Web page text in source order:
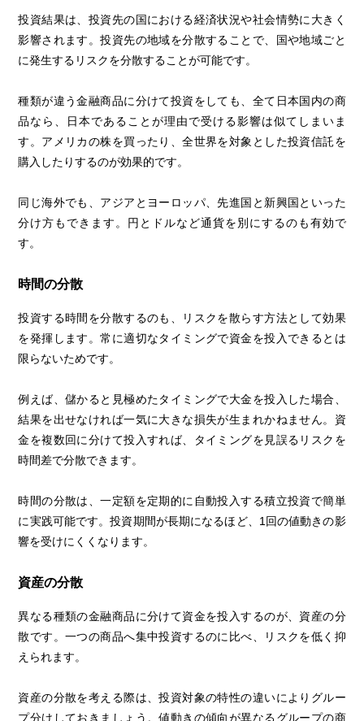
投資結果は、投資先の国における経済状況や社会情勢に大きく
影響されます。投資先の地域を分散することで、国や地域ごと
に発生するリスクを分散することが可能です。
種類が違う金融商品に分けて投資をしても、全て日本国内の商
品なら、日本であることが理由で受ける影響は似てしまいま
す。アメリカの株を買ったり、全世界を対象とした投資信託を
購入したりするのが効果的です。
同じ海外でも、アジアとヨーロッパ、先進国と新興国といった
分け方もできます。円とドルなど通貨を別にするのも有効で
す。
時間の分散
投資する時間を分散するのも、リスクを散らす方法として効果
を発揮します。常に適切なタイミングで資金を投入できるとは
限らないためです。
例えば、儲かると見極めたタイミングで大金を投入した場合、
結果を出せなければ一気に大きな損失が生まれかねません。資
金を複数回に分けて投入すれば、タイミングを見誤るリスクを
時間差で分散できます。
時間の分散は、一定額を定期的に自動投入する積立投資で簡単
に実践可能です。投資期間が長期になるほど、1回の値動きの影
響を受けにくくなります。
資産の分散
異なる種類の金融商品に分けて資金を投入するのが、資産の分
散です。一つの商品へ集中投資するのに比べ、リスクを低く抑
えられます。
資産の分散を考える際は、投資対象の特性の違いによりグルー
プ分けしておきましょう。値動きの傾向が異なるグループの商